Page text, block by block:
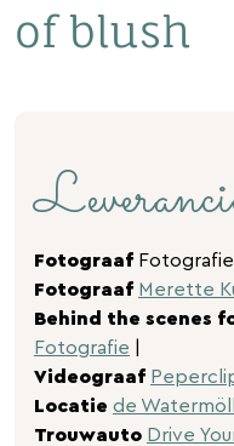
of blush
Fotograaf Fotografie
Fotograaf Merette
Behind the scenes
Fotografie
Videograaf
Locatie de
Trouwauto Drive